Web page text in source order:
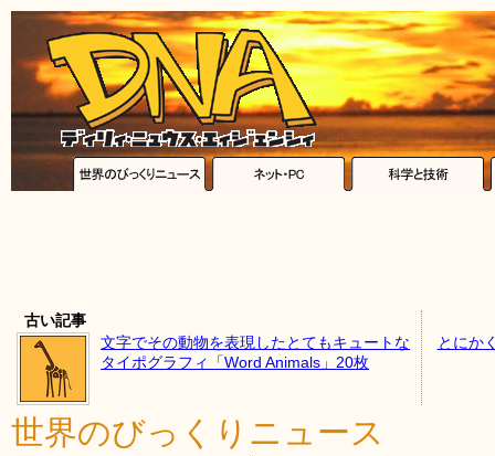
古い記事
文字でその動物を表現したとてもキュートな
タイポグラフィ「Word Animals」20枚
とにか
世界のびっくりニュース